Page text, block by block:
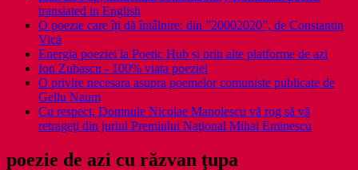
translated in English
O poezie care îți dă întâlnire: din ”20002020”, de Constantin
Vică
Energia poeziei la Poetic Hub și prin alte platforme de azi
Ion Zubascu - 100% viata poeziei
O privire necesara asupra poemelor comuniste publicate de
Gellu Naum
Cu respect, Domnule Nicolae Manolescu vă rog să vă
retrageţi din juriul Premiului Naţional Mihai Eminescu
poezie de azi cu răzvan ţupa